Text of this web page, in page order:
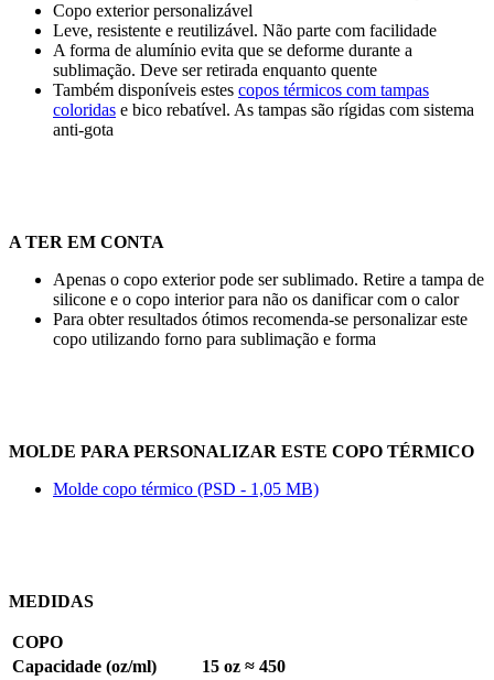
Copo exterior personalizável
Leve, resistente e reutilizável. Não parte com facilidade
A forma de alumínio evita que se deforme durante a
sublimação. Deve ser retirada enquanto quente
Também disponíveis estes copos térmicos com tampas
coloridas e bico rebatível. As tampas são rígidas com sistema
anti-gota
A TER EM CONTA
Apenas o copo exterior pode ser sublimado. Retire a tampa de
silicone e o copo interior para não os danificar com o calor
Para obter resultados ótimos recomenda-se personalizar este
copo utilizando forno para sublimação e forma
MOLDE PARA PERSONALIZAR ESTE COPO TÉRMICO
Molde copo térmico (PSD - 1,05 MB)
MEDIDAS
COPO
Capacidade (oz/ml)
15 oz ≈ 450